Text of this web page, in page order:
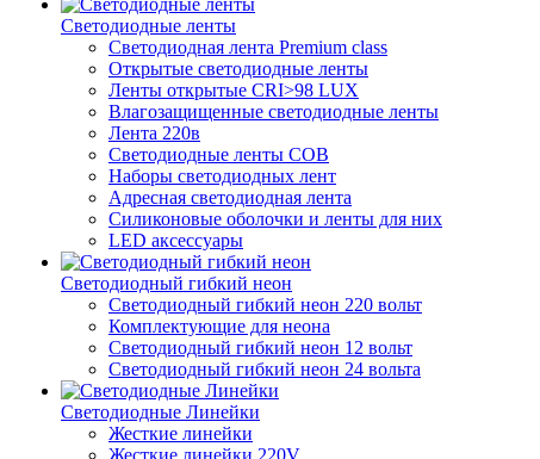
Светодиодные ленты
Светодиодная лента Premium class
Открытые светодиодные ленты
Ленты открытые CRI>98 LUX
Влагозащищенные светодиодные ленты
Лента 220в
Светодиодные ленты COB
Наборы светодиодных лент
Адресная светодиодная лента
Силиконовые оболочки и ленты для них
LED аксессуары
Светодиодный гибкий неон
Светодиодный гибкий неон 220 вольт
Комплектующие для неона
Светодиодный гибкий неон 12 вольт
Светодиодный гибкий неон 24 вольта
Светодиодные Линейки
Жесткие линейки
Жесткие линейки 220V